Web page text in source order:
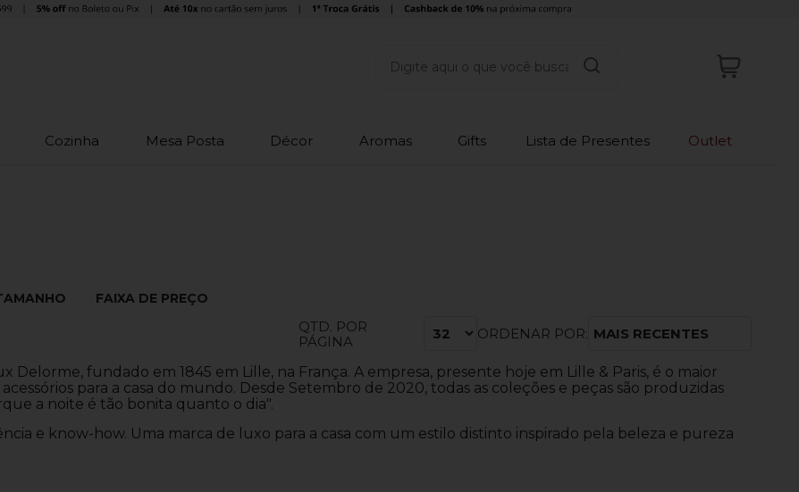
Cozinha Mesa Posta Décor Aromas Gifts Lista de Presentes Outlet
FAIXA DE PREÇO
QTD. POR
PÁGINA
ORDENAR POR: MAIS RECENTES
fundado em 1845 em Lille, na França. A empresa, presente hoje em Lille & Paris, é o maior
para a casa do mundo. Desde Setembro de 2020, todas as coleções e peças são produzidas
a noite é tão bonita quanto o dia".
e know-how. Uma marca de luxo para a casa com um estilo distinto inspirado pela beleza e pureza